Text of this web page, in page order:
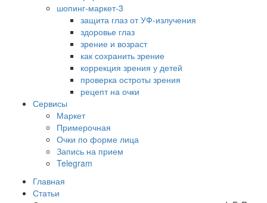
шопинг-маркет-3
защита глаз от УФ-излучения
здоровье глаз
зрение и возраст
как сохранить зрение
коррекция зрения у детей
проверка остроты зрения
рецепт на очки
Сервисы
Маркет
Примерочная
Очки по форме лица
Запись на прием
Telegram
Главная
Статьи